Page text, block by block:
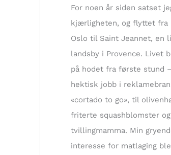
t
e
r
:
For noen år siden satset
kjærligheten, og flyttet fra
Oslo til Saint Jeannet, en
landsby i Provence. Livet
på hodet fra første stund
hektisk jobb i
«cortado to go», til
friterte squashblomster og
tvillingmamma. Min
interesse for matlaging